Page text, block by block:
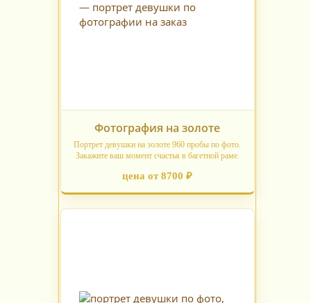
Фотография на золоте
Портрет девушки на золоте 960 пробы по фото.
Закажите ваш момент счастья в багетной раме.
цена от 8700 ₽